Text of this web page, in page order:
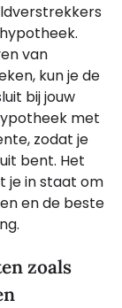
van
kun je de
bij jouw
met
zodat je
bent. Het
je in staat om
en de beste
zoals